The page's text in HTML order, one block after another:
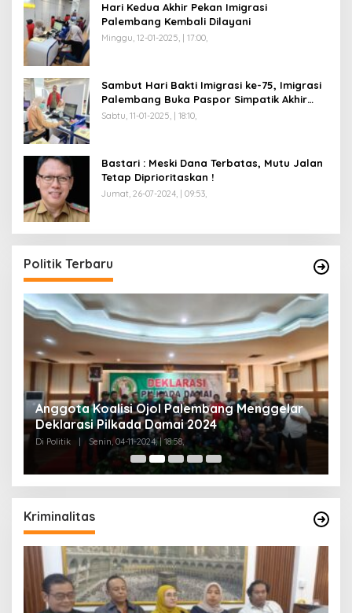
Hari Kedua Akhir Pekan Imigrasi
Palembang Kembali Dilayani
Minggu, 12-01-2025, | 17:00,
Sambut Hari Bakti Imigrasi ke-75, Imigrasi
Palembang Buka Paspor Simpatik Akhir
Pekan
Sabtu, 11-01-2025, | 18:10,
Bastari : Meski Dana Terbatas, Mutu Jalan
Tetap Diprioritaskan !
Jumat, 26-07-2024, | 09:53,
Politik Terbaru
Anggota Koalisi Ojol Palembang Menggelar
Deklarasi Pilkada Damai 2024
Di Politik Senin, 04-11-2024, | 18:58,
Kriminalitas